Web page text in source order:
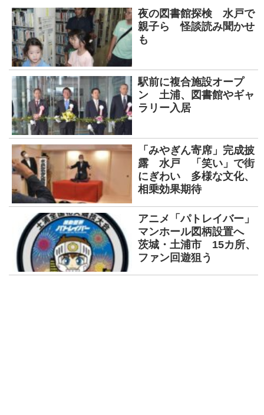
夜の図書館探検 水戸で
親子ら 怪談読み聞かせ
も
駅前に複合施設オープ
ン 土浦、図書館やギャ
ラリー入居
「みやぎん寄席」完成披
露 水戸 「笑い」で街
にぎわい 多様な文化、
相乗効果期待
アニメ「パトレイバー」
マンホール図柄設置へ
茨城・土浦市 15カ所、
ファン回遊狙う